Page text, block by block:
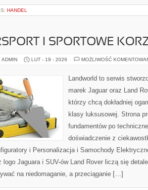
HANDEL
I SPORTOWE
ADMIN LUT - 19 - 2026 MOŻLIWOŚĆ
Landworld to serwis
marek Jaguar oraz Land
którzy chcą dokładniej
klasy luksusowej. Strona
fundamentów po
doświadczenie z
i Personalizacja i Samochody
logo Jaguara i SUV-ów Land Rover liczą się
na niedomaganie, a przeciąganie […]